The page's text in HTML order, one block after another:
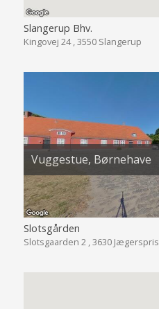
Slangerup Bhv.
Kingovej 24 , 3550 Slangerup
Vuggestue, Børnehave
Slotsgården
Slotsgaarden 2 , 3630 Jægerspris